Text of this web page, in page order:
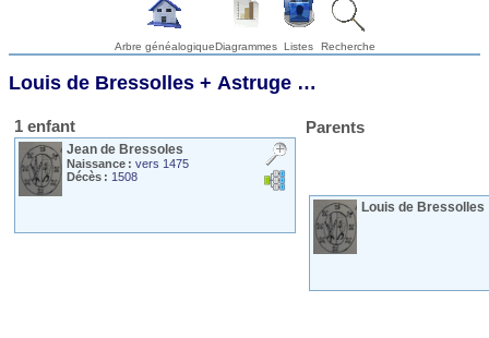
Arbre généalogiqueDiagrammes Listes Recherche
Louis de Bressolles + Astruge …
1 enfant
Jeande Bressoles
Naissance : vers 1475
Décès : 1508
Parents
Louisde Bressolles